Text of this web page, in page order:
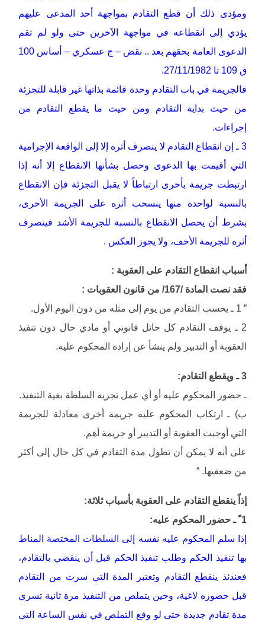
ومؤدى ذلك أن قطع التقادم بمواجهة أحد المدعى عليهم
يؤدي إلى انقطاعه في مواجهة الآخرين حتى ولو لم تقم
الدعوى العامة بحقهم بعد .. نقض – ج عسكري – أساس 100
ق 109 تا 27/11/1982.
فالجريمة في باب التقادم وحدة قائمة بذاتها غير قابلة للتجزئة
من حيث بداية التقادم ومن حيث ما يقطع التقادم من
إجراءات.
3 ـ إن انقطاع التقادم لا ينصرف أثره إلا إلى الواقعة الإجرامية
التي أقيمت بها الدعوى وحصل بشأنها الانقطاع إلا أنه إذا
ارتبطت جريمة بأخرى ارتباطاً لا يقبل التجزئة فإن الانقطاع
بالنسبة لواحدة منها ينسحب أثره على الجريمة الأخرى،
بشرط أن يحصل الانقطاع بالنسبة للجريمة الأشد فينصرف
أثره للجريمة الأخف، ولا يجوز العكس .
أسباب انقطاع التقادم على العقوبة :
فقد نصت المادة /167/ من قانون العقوبات :
” 1 ـ يحسب التقادم من يوم إلى مثله من دون اليوم الأول.
2 ـ يوقف التقادم كل حائل قانوني أو مادي حال دون تنفيذ
العقوبة أو التدبير ولم ينشأ عن إرادة المحكوم عليه.
3 ـ ويقطع التقادم:
ـ حضور المحكوم عليه أو أي عمل تجريه السلطة بغية التنفيذ.
ب) ـ ارتكاب المحكوم عليه جريمة أخرى معادلة للجريمة
التي أوجبت العقوبة أو التدبير أو جريمة أهم.
على أنه لا يمكن أن تطول مدة التقادم في كل حال إلى أكثر
من ضعفيها. “
إذاً ينقطع التقادم على العقوبة بأسباب ثلاثة:
1 ً ـ حضور المحكوم عليه:
إذا سلم المحكوم عليه نفسه إلى السلطات المختصة المناط
بها تنفيذ الحكم وطلب تنفيذ الحكم قبل أن ينقضي بالتقادم،
فعندئذ ينقطع التقادم وتعتبر المدة التي سرت من التقادم
قبل حضوره لاغية، وحين يتملص من التنفيذ مرة ثانية تسري
مدة تقادم جديدة حتى لو وقع التملص في نفس الساعة التي